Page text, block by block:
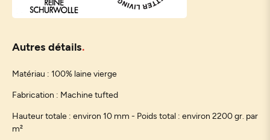
Autres détails
Matériau : 100% laine vierge
Fabrication : Machine tufted
Hauteur totale : environ 10 mm - Poids total : environ 2200 gr. par
m²